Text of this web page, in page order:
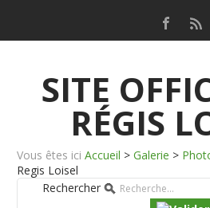
SITE
RÉGIS
Vous êtes ici Accueil > Galerie >
Regis Loisel
Rechercher